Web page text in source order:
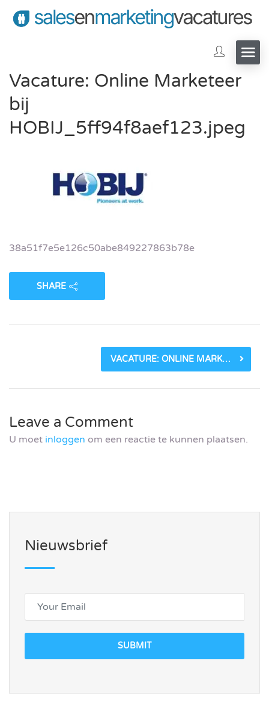
Vacature: Online Marketeer
bij
HOBIJ_5ff94f8aef123.jpeg
38a51f7e5e126c50abe849227863b78e
SHARE
VACATURE: ONLINE MARKETEER BIJ HOBIJ_5FF94F8AEF123.JPEG
Leave a Comment
U moet inloggen om een reactie te kunnen plaatsen.
Nieuwsbrief
SUBMIT